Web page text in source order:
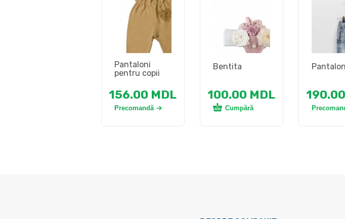
Pantaloni
pentru copii
156.00 MDL
Precomandă
Bentita
100.00 MDL
Cumpără
190.00